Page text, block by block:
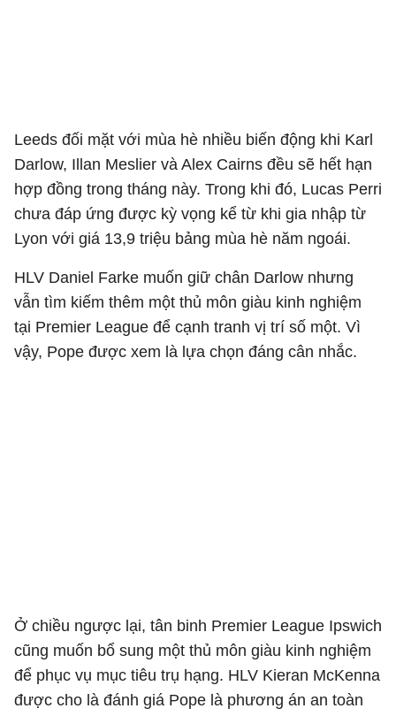
Leeds đối mặt với mùa hè nhiều biến động khi Karl
Darlow, Illan Meslier và Alex Cairns đều sẽ hết hạn
hợp đồng trong tháng này. Trong khi đó, Lucas Perri
chưa đáp ứng được kỳ vọng kể từ khi gia nhập từ
Lyon với giá 13,9 triệu bảng mùa hè năm ngoái.
HLV Daniel Farke muốn giữ chân Darlow nhưng
vẫn tìm kiếm thêm một thủ môn giàu kinh nghiệm
tại Premier League để cạnh tranh vị trí số một. Vì
vậy, Pope được xem là lựa chọn đáng cân nhắc.
Ở chiều ngược lại, tân binh Premier League Ipswich
cũng muốn bổ sung một thủ môn giàu kinh nghiệm
để phục vụ mục tiêu trụ hạng. HLV Kieran McKenna
được cho là đánh giá Pope là phương án an toàn